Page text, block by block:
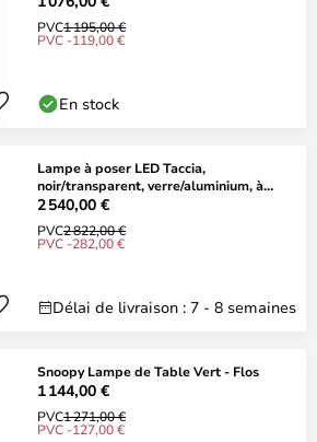
PVC1 195,00 €
PVC -119,00 €
En stock
Lampe à poser LED Taccia,
noir/transparent, verre/aluminium, à
intensité
2 540,00 €
PVC2 822,00 €
PVC -282,00 €
Délai de livraison : 7 - 8 semaines
Snoopy Lampe de Table Vert - Flos
1 144,00 €
PVC1 271,00 €
PVC -127,00 €